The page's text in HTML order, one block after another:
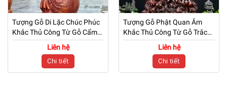
Tượng Gỗ Di Lặc Chúc Phúc
Khắc Thủ Công Từ Gỗ Cẩm
Trắc
Liên hệ
Chi tiết
Tượng Gỗ Phật Quan Âm
Khắc Thủ Công Từ Gỗ Trắc
Đỏ Đen
Liên hệ
Chi tiết